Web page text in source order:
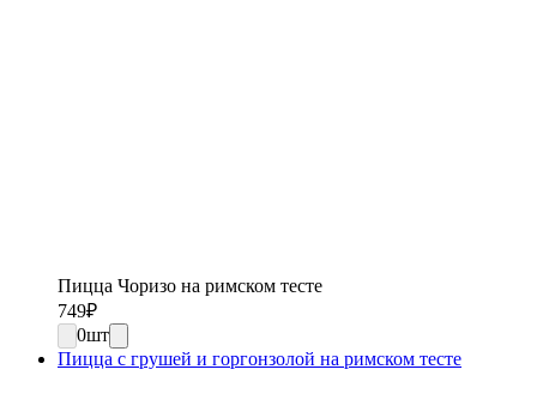
Пицца Чоризо на римском тесте
749₽
0шт
Пицца с грушей и горгонзолой на римском тесте